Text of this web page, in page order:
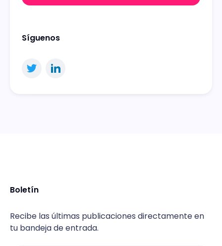
Síguenos
Boletín
Recibe las últimas publicaciones directamente en
tu bandeja de entrada.